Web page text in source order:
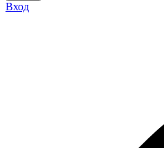
Вход